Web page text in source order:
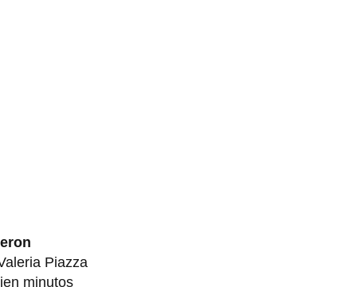
Piazza
minutos